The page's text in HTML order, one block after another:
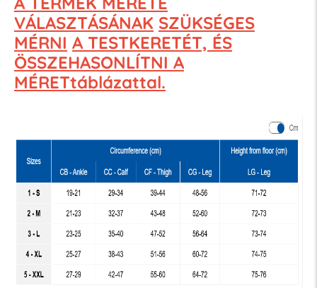
VÁLASZTÁSÁNAK SZÜKSÉGES
MÉRNI A TESTKERETÉT, ÉS
ÖSSZEHASONLÍTNI A
MÉRETtáblázattal.